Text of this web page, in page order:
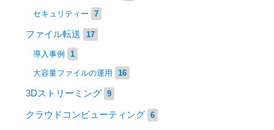
セキュリティー 7
ファイル転送 17
導入事例 1
大容量ファイルの運用 16
3Dストリーミング 9
クラウドコンピューティング 6